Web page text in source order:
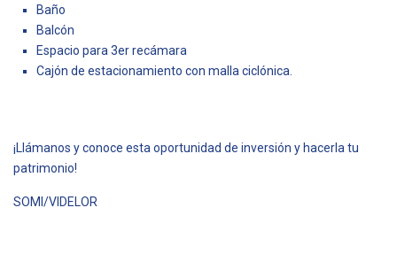
Baño
Balcón
Espacio para 3er recámara
Cajón de estacionamiento con malla ciclónica.
¡Llámanos y conoce esta oportunidad de inversión y hacerla tu
patrimonio!
SOMI/VIDELOR